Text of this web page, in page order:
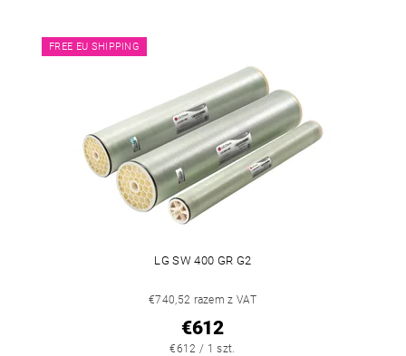
FREE EU SHIPPING
LG SW 400 GR G2
€740,52 razem z VAT
€612
€612 / 1 szt.